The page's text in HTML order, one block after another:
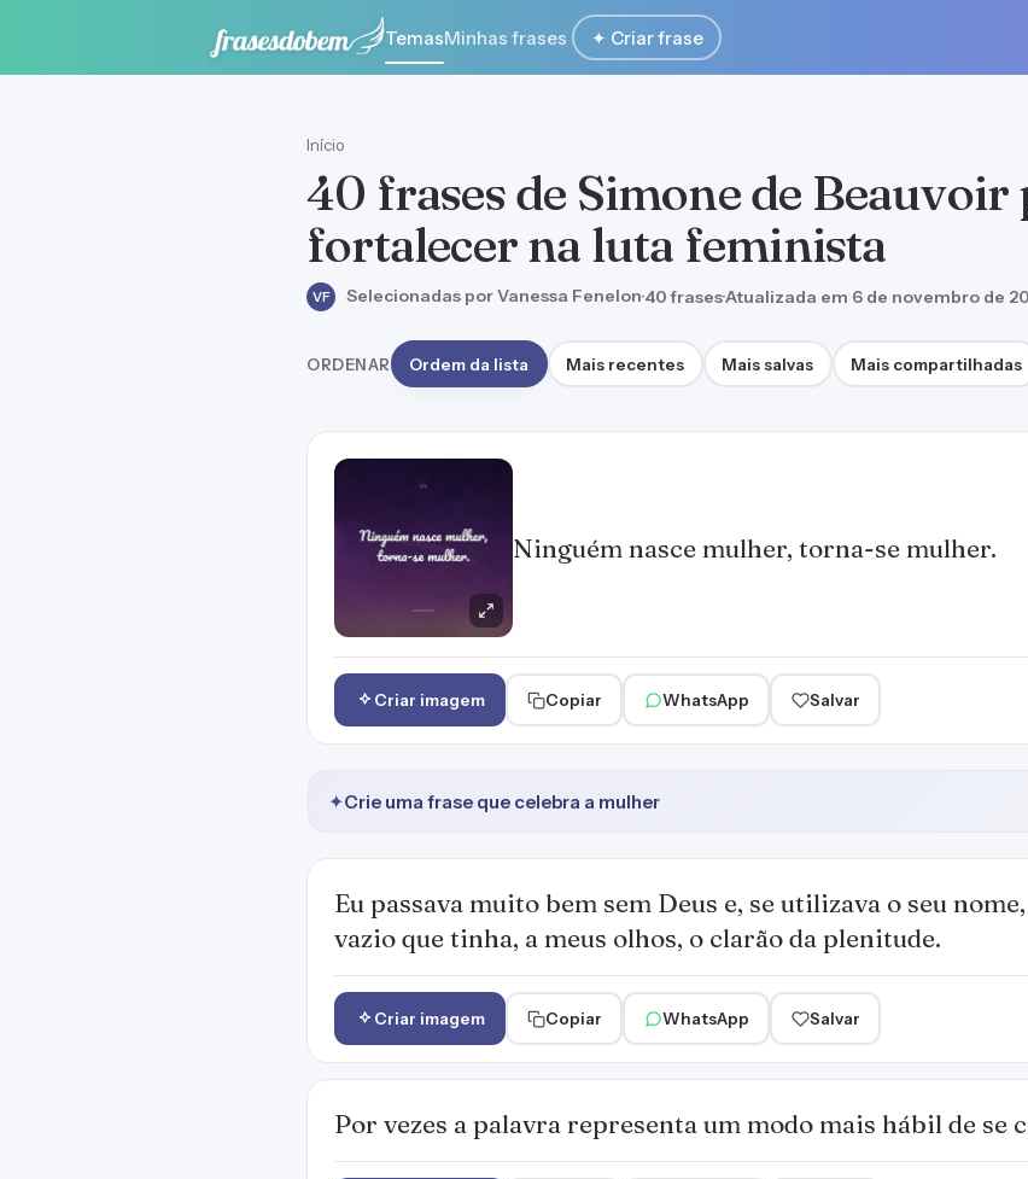
TemasMinhas frases ✦ Criar frase
Início
40 frases de Simone de Beauvoir
fortalecer na luta feminista
VF Selecionadas por Vanessa Fenelon·40 frases·Atualizada em 6 de novembro de
ORDENAR Ordem da lista Mais recentes Mais salvas Mais compartilhadas
Ninguém nasce mulher, torna-se mulher.
Criar imagem Copiar WhatsApp Salvar
✦Crie uma frase que celebra a mulher
Eu passava muito bem sem Deus e, se utilizava o seu
vazio que tinha, a meus olhos, o clarão da plenitude.
Criar imagem Copiar WhatsApp Salvar
Por vezes a palavra representa um modo mais hábil de se